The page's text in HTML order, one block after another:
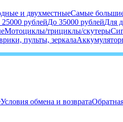
и двухместныеСамые
рублейДо 35000 рублейДля
Мотоциклы/трициклы/скутеры
пульты, зеркала
Условия обмена и возврата